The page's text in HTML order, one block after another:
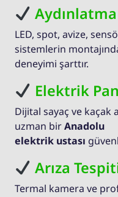
LED, spot, avize,
sistemlerin
deneyimi şarttır.
Elektrik
Dijital sayaç ve kaçak
uzman birAnadolu
elektrik ustası
Arıza
Termal kamera ve